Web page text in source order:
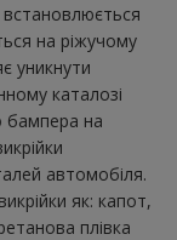
встановлюється
на ріжучому
уникнути
каталозі
бампера на
автомобіля.
як: капот,
плівка